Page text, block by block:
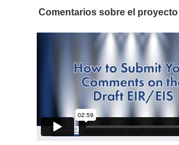
Comentarios sobre el proyecto